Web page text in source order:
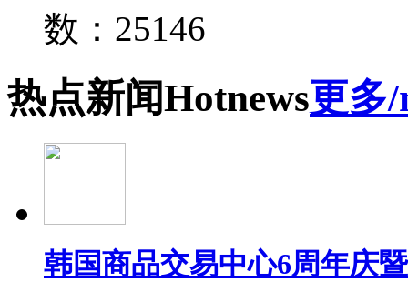
数：25146
热点新闻Hotnews更多
韩国商品交易中心6周年庆